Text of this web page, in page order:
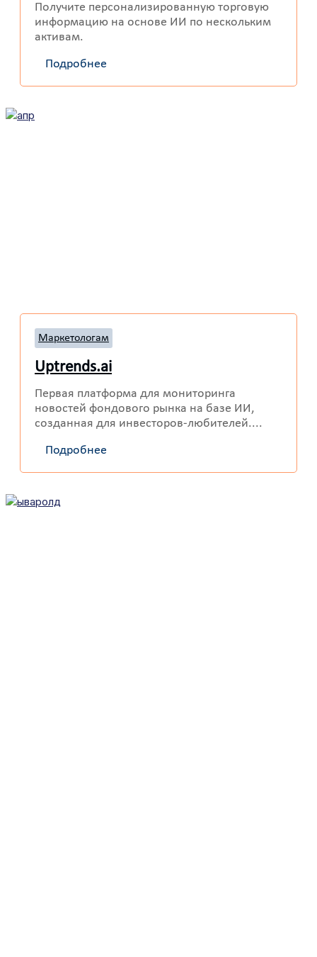
Получите персонализированную торговую
информацию на основе ИИ по нескольким
активам.
Подробнее
Маркетологам
Uptrends.ai
Первая платформа для мониторинга
новостей фондового рынка на базе ИИ,
созданная для инвесторов-любителей....
Подробнее